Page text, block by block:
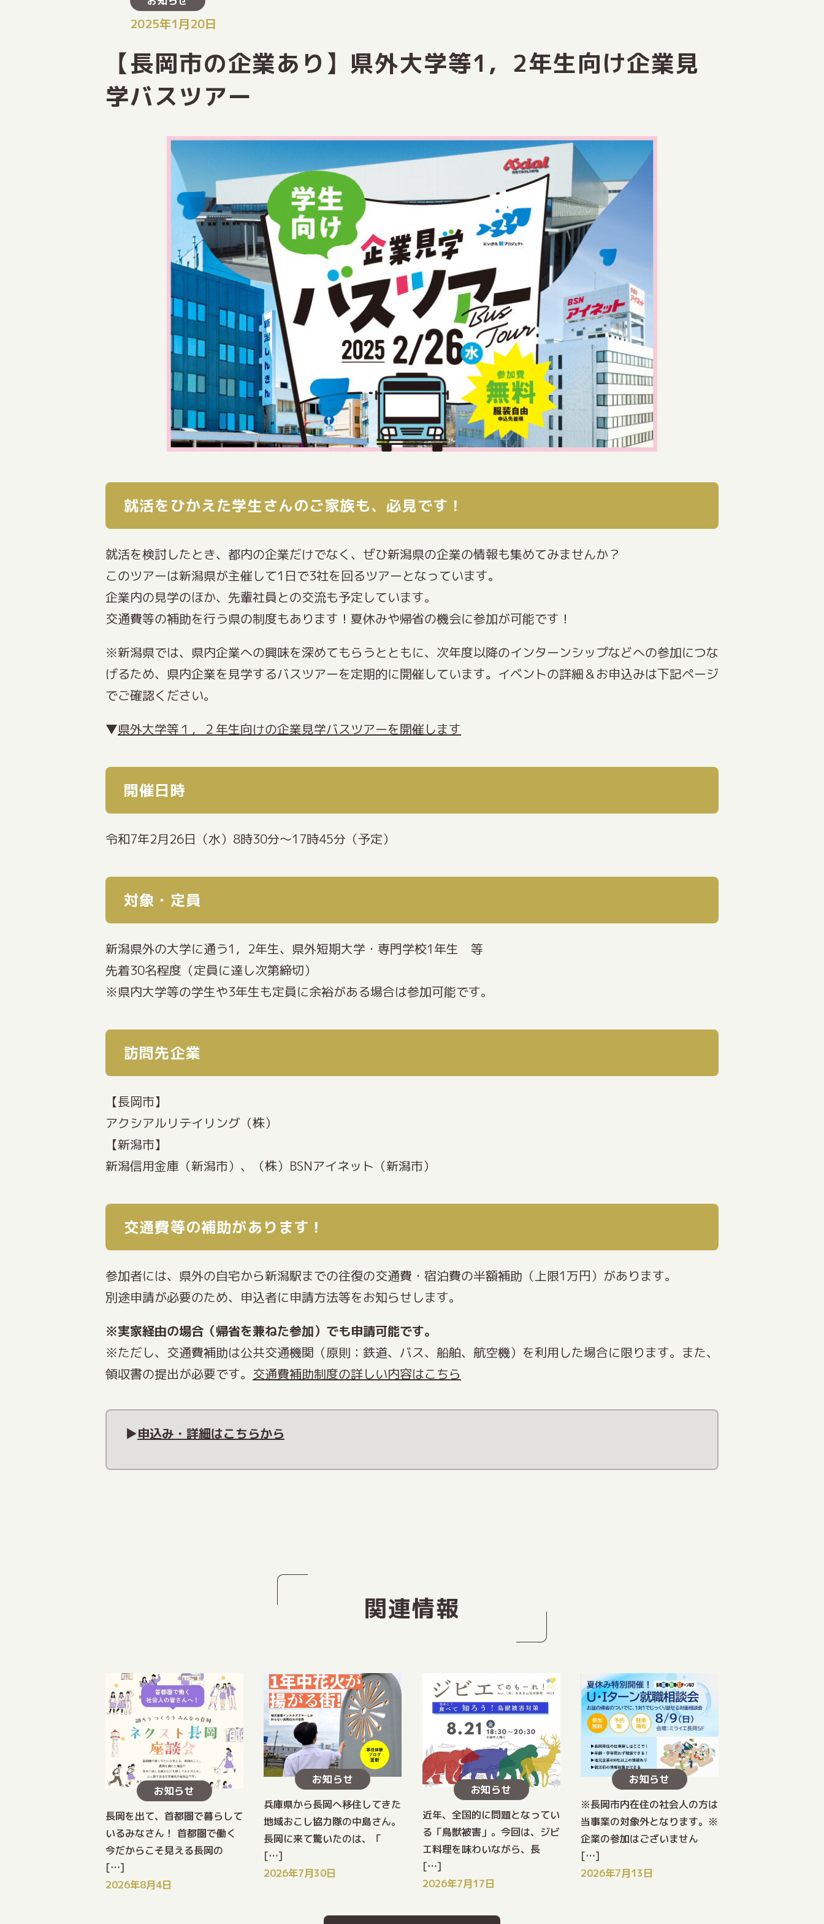
2025年1月20日
【長岡市の企業あり】県外大学等1，2年生向け企業見
学バスツアー
就活をひかえた学生さんのご家族も、必見です！
就活を検討したとき、都内の企業だけでなく、ぜひ新潟県の企業の情報も集めてみませんか？
このツアーは新潟県が主催して1日で3社を回るツアーとなっています。
企業内の見学のほか、先輩社員との交流も予定しています。
交通費等の補助を行う県の制度もあります！夏休みや帰省の機会に参加が可能です！
※新潟県では、県内企業への興味を深めてもらうとともに、次年度以降のインターンシップなどへの参加につな
げるため、県内企業を見学するバスツアーを定期的に開催しています。イベントの詳細＆お申込みは下記ページ
でご確認ください。
▼県外大学等１，２年生向けの企業見学バスツアーを開催します
開催日時
令和7年2月26日（水）8時30分～17時45分（予定）
対象・定員
新潟県外の大学に通う1，2年生、県外短期大学・専門学校1年生 等
先着30名程度（定員に達し次第締切）
※県内大学等の学生や3年生も定員に余裕がある場合は参加可能です。
訪問先企業
【長岡市】
アクシアルリテイリング（株）
【新潟市】
新潟信用金庫（新潟市）、（株）BSNアイネット（新潟市）
交通費等の補助があります！
参加者には、県外の自宅から新潟駅までの往復の交通費・宿泊費の半額補助（上限1万円）があります。
別途申請が必要のため、申込者に申請方法等をお知らせします。
※実家経由の場合（帰省を兼ねた参加）でも申請可能です。
※ただし、交通費補助は公共交通機関（原則：鉄道、バス、船舶、航空機）を利用した場合に限ります。また、
領収書の提出が必要です。 交通費補助制度の詳しい内容はこちら
▶申込み・詳細はこちらから
関連情報
お知らせ
長岡を出て、首都圏で暮らして
いるみなさん！ 首都圏で働く
今だからこそ見える長岡の
[…]
2026年8月4日
お知らせ
兵庫県から長岡へ移住してきた
地域おこし協力隊の中島さん。
長岡に来て驚いたのは、「
[…]
2026年7月30日
お知らせ
近年、全国的に問題となってい
る「鳥獣被害」。今回は、ジビ
エ料理を味わいながら、長
[…]
2026年7月17日
お知らせ
※長岡市内在住の社会人の方は
当事業の対象外となります。※
企業の参加はございません
[…]
2026年7月13日